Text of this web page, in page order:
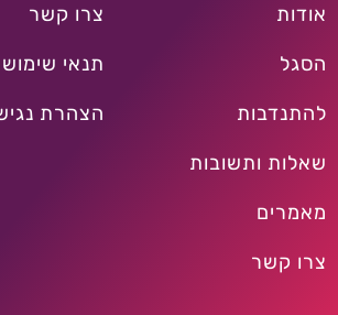
אודות
הסגל
להתנדבות
שאלות ותשובות
מאמרים
צרו קשר
צרו קשר
תנאי שימוש
הצהרת